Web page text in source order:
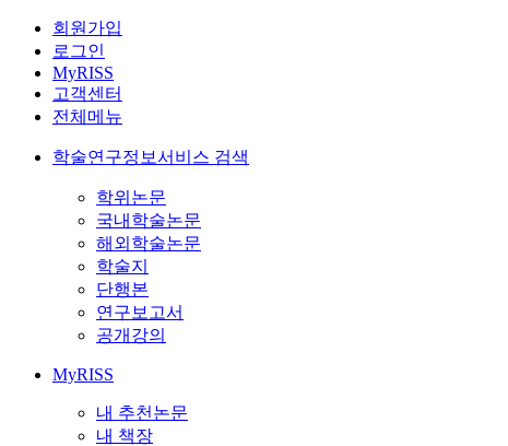
회원가입
로그인
MyRISS
고객센터
전체메뉴
학술연구정보서비스 검색
학위논문
국내학술논문
해외학술논문
학술지
단행본
연구보고서
공개강의
MyRISS
내 추천논문
내 책장